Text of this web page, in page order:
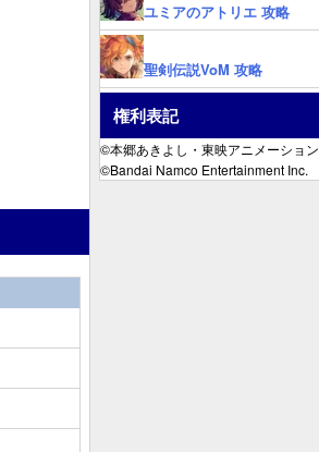
ユミアのアトリエ 攻略
聖剣伝説VoM 攻略
権利表記
©本郷あきよし・東映アニメーション
©Bandai Namco Entertainment Inc.